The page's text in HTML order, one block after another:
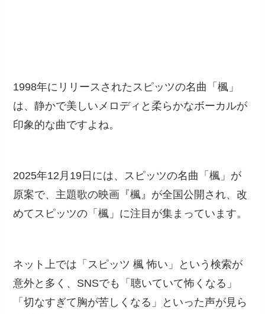
1998年にリリースされたスピッツの名曲「楓」
は、静かで美しいメロディと柔らかなボーカルが
印象的な曲ですよね。
2025年12月19日には、スピッツの名曲「楓」が
原案で、主題歌の映画『楓』が全国公開され、改
めてスピッツの「楓」に注目が集まっています。
ネット上では「スピッツ 楓 怖い」という検索が
意外と多く、SNSでも「聴いていて怖くなる」
「切なすぎて胸が苦しくなる」といった声が見ら